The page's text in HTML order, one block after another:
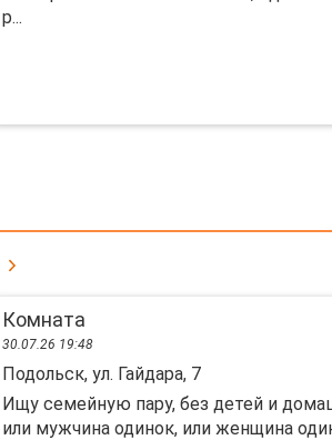
р...
Комната
30.07.26 19:48
Подольск, ул. Гайдара, 7
Ищу семейную пару, без детей и
или мужчина одинок, или женщина